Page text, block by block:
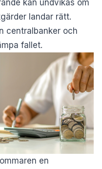
kan undvikas om
landar rätt.
centralbanker och
fallet.
en